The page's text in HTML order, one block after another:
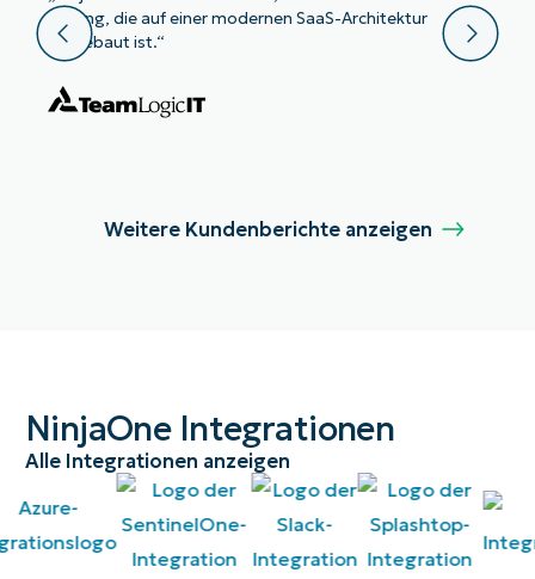
Lösung, die auf einer modernen SaaS-Architektur
aufgebaut ist.“
Weitere Kundenberichte anzeigen
NinjaOne Integrationen
Alle Integrationen anzeigen